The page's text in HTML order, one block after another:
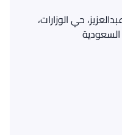
حي الوزارات،